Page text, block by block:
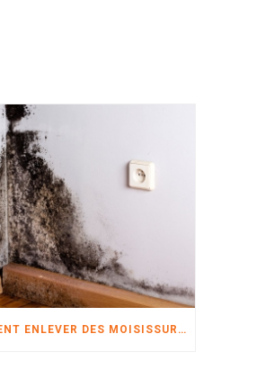
COMMENT ENLEVER DES MOISISSURES?